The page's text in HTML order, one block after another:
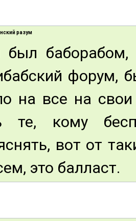
разум
был
форум,
на все на
те, кому
вот от
это балласт.